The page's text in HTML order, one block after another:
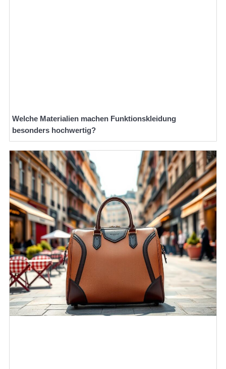
Welche Materialien machen Funktionskleidung
besonders hochwertig?